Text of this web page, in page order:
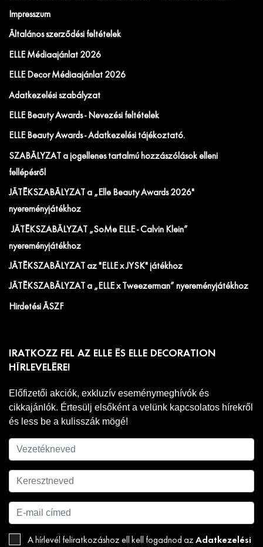
Impresszum
Általános szerződési feltételek
ELLE Médiaajánlat 2026
ELLE Decor Médiaajánlat 2026
Adatkezelési szabályzat
ELLE Beauty Awards - Nevezési feltételek
ELLE Beauty Awards - Adatkezelési tájékoztató.
SZABÁLYZAT a jogellenes tartalmú hozzászólások elleni
fellépésről
JÁTÉKSZABÁLYZAT a „Elle Beauty Awards 2026"
nyereményjátékhoz
JÁTÉKSZABÁLYZAT „SoMe ELLE - Calvin Klein”
nyereményjátékhoz
JÁTÉKSZABÁLYZAT az "ELLE x JYSK" játékhoz
JÁTÉKSZABÁLYZAT a „ELLE x Tweezerman” nyereményjátékhoz
Hirdetési ÁSZF
IRATKOZZ FEL AZ ELLE ÉS ELLE DECORATION
HÍRLEVELÉRE!
Előfizetői akciók, exkluzív eseménymeghívók és
cikkajánlók. Értesülj elsőként a velünk kapcsolatos hírekről
és less be a kulisszák mögé!
A hírlevél feliratkozáshoz ell kell fogadnod az Adatkezelési